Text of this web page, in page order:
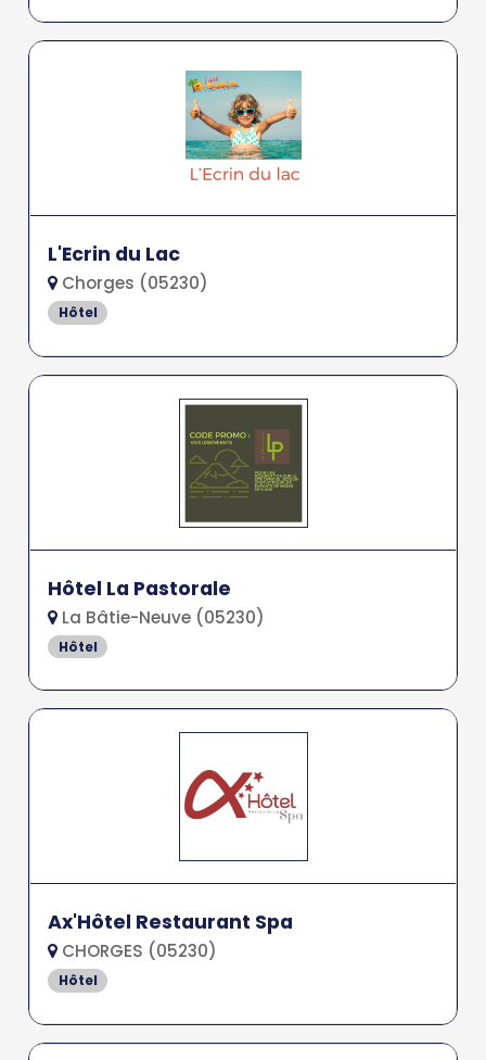
L'Ecrin du Lac
Chorges (05230)
Hôtel
Hôtel La Pastorale
La Bâtie-Neuve (05230)
Hôtel
Ax'Hôtel Restaurant Spa
CHORGES (05230)
Hôtel